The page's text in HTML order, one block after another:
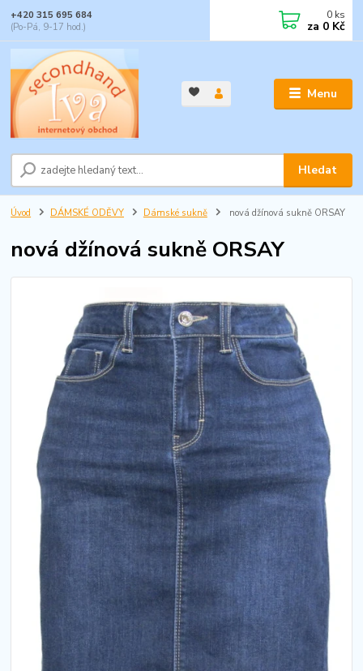
Menu
Hledat
+420 315 695 684
(Po-Pá, 9-17 hod.)
0 ks
za 0 Kč
Úvod DÁMSKÉ ODĚVY Dámské sukně nová džínová sukně ORSAY
nová džínová sukně ORSAY